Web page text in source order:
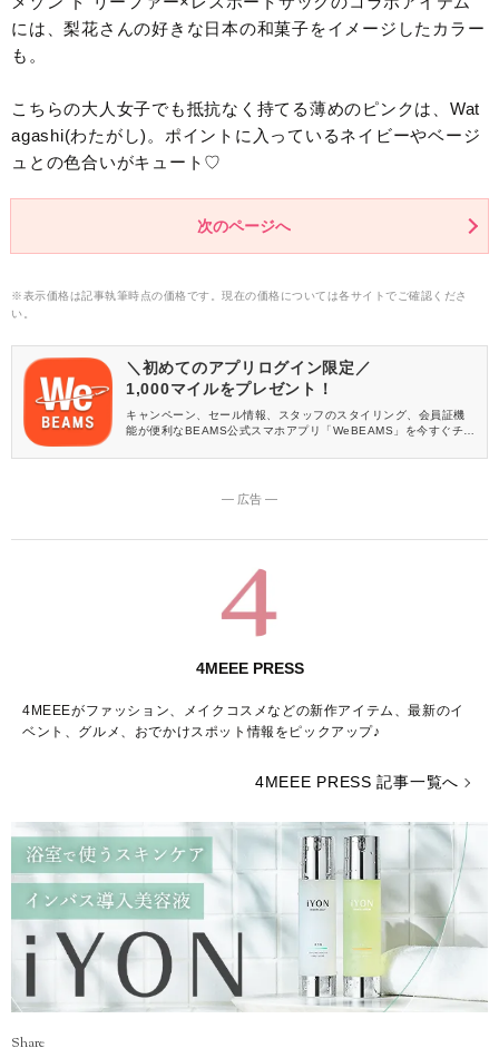
には、梨花さんの好きな日本の和菓子をイメージしたカラー
も。
こちらの大人女子でも抵抗なく持てる薄めのピンクは、Wat
agashi(わたがし)。ポイントに入っているネイビーやベージ
ュとの色合いがキュート♡
次のページへ
※表示価格は記事執筆時点の価格です。現在の価格については各サイトでご確認くださ
い。
＼初めてのアプリログイン限定／
1,000マイルをプレゼント！
キャンペーン、セール情報、スタッフのスタイリング、会員証機
能が便利なBEAMS公式スマホアプリ「WeBEAMS」を今すぐチェ
― 広告 ―
4MEEE PRESS
4MEEEがファッション、メイクコスメなどの新作アイテム、最新のイ
ベント、グルメ、おでかけスポット情報をピックアップ♪
4MEEE PRESS 記事一覧へ
Share